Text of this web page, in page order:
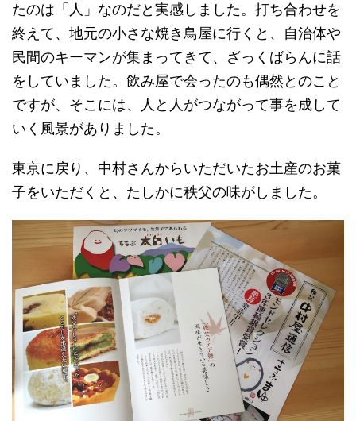
たのは「人」なのだと実感しました。打ち合わせを
終えて、地元の小さな焼き鳥屋に行くと、自治体や
民間のキーマンが集まってきて、ざっくばらんに話
をしていました。飲み屋で会ったのも偶然とのこと
ですが、そこには、人と人がつながって事を成して
いく風景がありました。
東京に戻り、中村さんからいただいたお土産のお菓
子をいただくと、たしかに秩父の味がしました。